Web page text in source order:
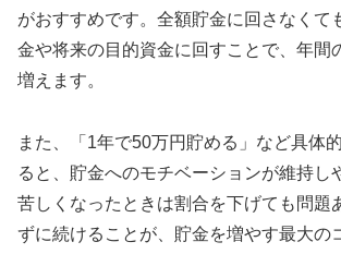
がおすすめです。全額貯金に回さなくて
金や将来の目的資金に回すことで、年間
増えます。
また、「1年で50万円貯める」など具体
ると、貯金へのモチベーションが維持し
苦しくなったときは割合を下げても問題
ずに続けることが、貯金を増やす最大の